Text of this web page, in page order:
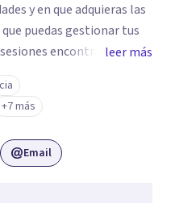
y en que adquieras las
puedas gestionar tus
encontrarás un
sin juicios, donde
solucionar tus
personal
leer más
+7 más
Email